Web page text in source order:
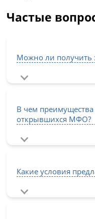
Частые
Можно ли получить
В чем
открывшихся МФО?
Какие условия